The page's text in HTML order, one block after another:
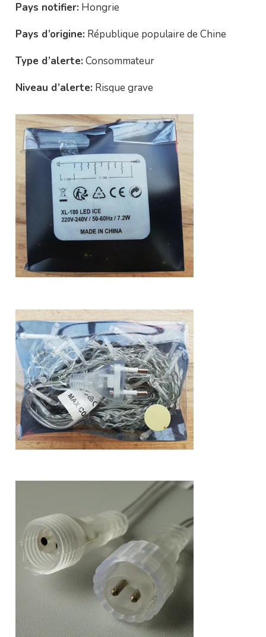
Pays notifier: Hongrie
Pays d’origine: République populaire de Chine
Type d’alerte: Consommateur
Niveau d’alerte: Risque grave